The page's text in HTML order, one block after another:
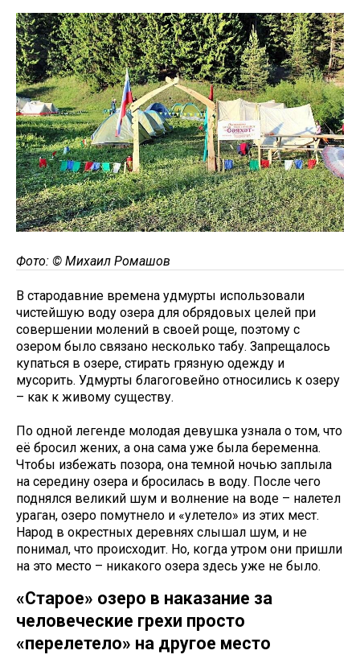
Фото: © Михаил Ромашов
В стародавние времена удмурты использовали
чистейшую воду озера для обрядовых целей при
совершении молений в своей роще, поэтому с
озером было связано несколько табу. Запрещалось
купаться в озере, стирать грязную одежду и
мусорить. Удмурты благоговейно относились к озеру
– как к живому существу.
По одной легенде молодая девушка узнала о том, что
её бросил жених, а она сама уже была беременна.
Чтобы избежать позора, она темной ночью заплыла
на середину озера и бросилась в воду. После чего
поднялся великий шум и волнение на воде – налетел
ураган, озеро помутнело и «улетело» из этих мест.
Народ в окрестных деревнях слышал шум, и не
понимал, что происходит. Но, когда утром они пришли
на это место – никакого озера здесь уже не было.
«Старое» озеро в наказание за
человеческие грехи просто
«перелетело» на другое место